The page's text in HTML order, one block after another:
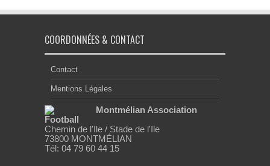
COORDONNÉES & CONTACT
Contact
Mentions Légales
Montmélian Association
Football
Chemin de l'Ile / Stade de l'Ile
73800 MONTMÉLIAN
Tél: 04 79 60 44 15